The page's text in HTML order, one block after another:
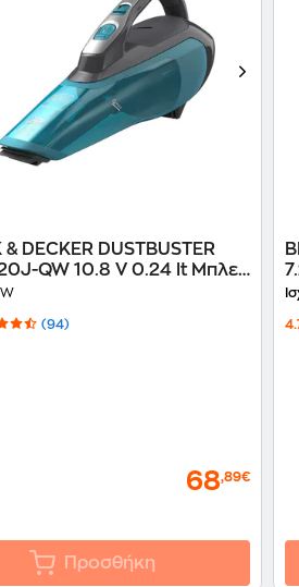
DECKER DUSTBUSTER
QW 10.8 V 0.24 lt Μπλε
Χειρός
(94)
68,89€
Προσθήκη